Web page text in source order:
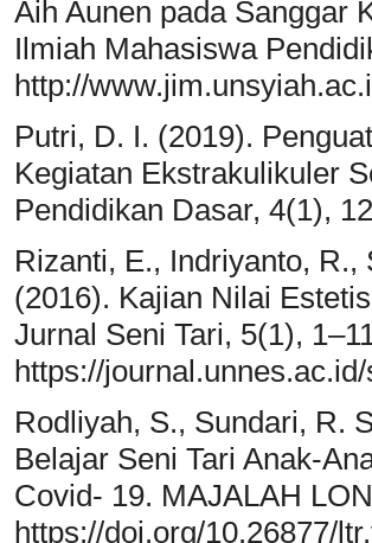
Aih Aunen pada Sanggar
Ilmiah Mahasiswa
http://
Putri, D. I. (2019).
Kegiatan Ekstrakulikuler
Pendidikan Dasar, 4(1),
Rizanti, E., Indriyanto,
(2016). Kajian Nilai
Jurnal Seni Tari, 5(1),
https://
Rodliyah, S., Sundari, R.
Belajar Seni Tari Anak-
Covid- 19. MAJALAH
https://doi.org/10.26877/